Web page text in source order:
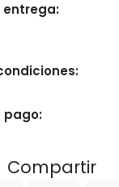
de
pago:
Compartir